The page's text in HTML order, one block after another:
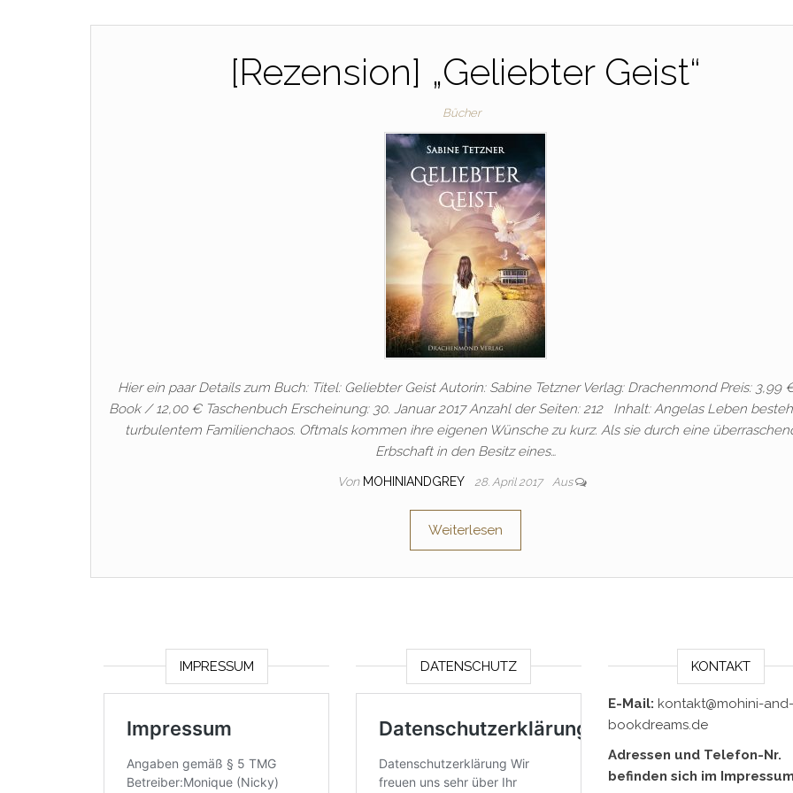
[Rezension] „Geliebter Geist“
Bücher
Hier ein paar Details zum Buch: Titel: Geliebter Geist Autorin: Sabine Tetzner Verlag: Drachenmond Preis: 3,99
Book / 12,00 € Taschenbuch Erscheinung: 30. Januar 2017 Anzahl der Seiten: 212 Inhalt: Angelas Leben
turbulentem Familienchaos. Oftmals kommen ihre eigenen Wünsche zu kurz. Als sie durch eine
Erbschaft in den Besitz eines…
Von MOHINIANDGREY 28. April 2017 Aus
Weiterlesen
IMPRESSUM DATENSCHUTZ KONTAKT
E-Mail: kontakt@mohini-
bookdreams.de
Adressen und Telefon-Nr.
befinden sich im